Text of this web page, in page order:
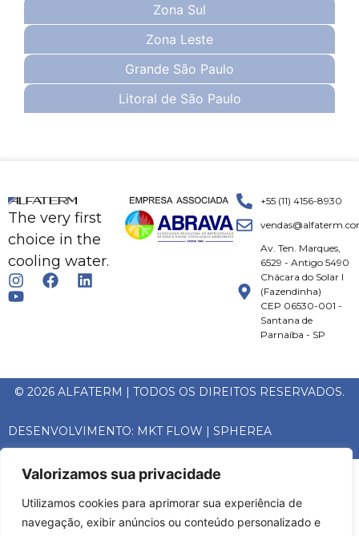
Valorizamos sua privacidade
Utilizamos cookies para aprimorar sua experiência de
navegação, exibir anúncios ou conteúdo personalizado e
Zona Sul
Zona Leste
Grande São Paulo
Litoral de São Paulo
The very first
choice in the
cooling water.
+55 (11) 4156-8930
Av. Ten. Marques,
6529 - Antigo 5490
Chácara do Solar I
(Fazendinha)
CEP 06530-001 -
Santana de
Parnaíba - SP
© 2026 ALFATERM | TODOS OS DIREITOS RESERVADOS.
DESENVOLVIMENTO: MKT FLOW | SPHEREA